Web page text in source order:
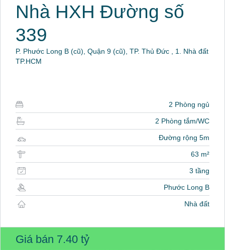
Nhà HXH Đường số
339
P. Phước Long B (cũ), Quận 9 (cũ), TP. Thủ Đức , 1. Nhà đất
TP.HCM
2 Phòng ngủ
2 Phòng tắm/WC
Đường rộng 5m
63 m²
3 tầng
Phước Long B
Nhà đất
Giá bán 7.40 tỷ